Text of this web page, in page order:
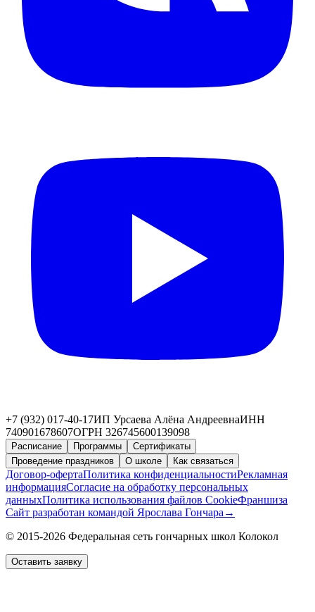
+7 (932) 017-40-17ИП Урсаева Алёна АндреевнаИНН
740901678607ОГРН 326745600139098
Расписание Программы
Сертификаты
Проведение праздников
О школе Как связаться
Договор-офертаПолитика конфиденциальностиРекламная
информацияСогласие на обработку персональных
данныхПолитика использования файлов CookieФраншиза
Сайт разработан командой Ярослава Гончара →
© 2015-2026 Федеральная сеть гончарных школ Колокол
Оставить заявку